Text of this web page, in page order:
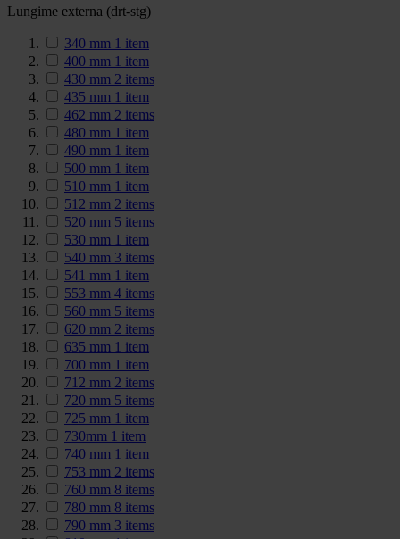
Lungime externa (drt-stg)
340 mm 1 item
400 mm 1 item
430 mm 2 items
435 mm 1 item
462 mm 2 items
480 mm 1 item
490 mm 1 item
500 mm 1 item
510 mm 1 item
512 mm 2 items
520 mm 5 items
530 mm 1 item
540 mm 3 items
541 mm 1 item
553 mm 4 items
560 mm 5 items
620 mm 2 items
635 mm 1 item
700 mm 1 item
712 mm 2 items
720 mm 5 items
725 mm 1 item
730mm 1 item
740 mm 1 item
753 mm 2 items
760 mm 8 items
780 mm 8 items
790 mm 3 items